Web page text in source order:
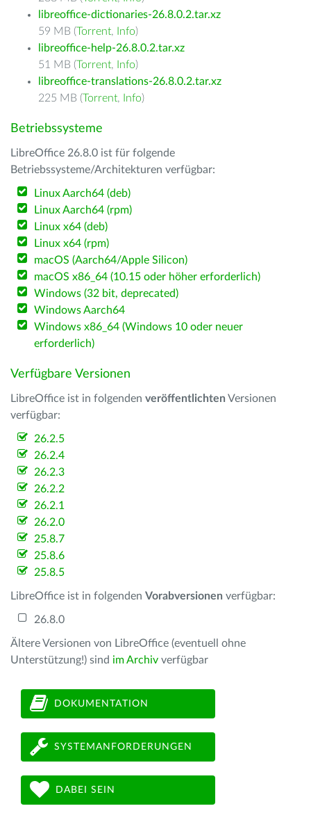
libreoffice-dictionaries-26.8.0.2.tar.xz
59 MB (Torrent, Info)
libreoffice-help-26.8.0.2.tar.xz
51 MB (Torrent, Info)
libreoffice-translations-26.8.0.2.tar.xz
225 MB (Torrent, Info)
Betriebssysteme
LibreOffice 26.8.0 ist für folgende
Betriebssysteme/Architekturen verfügbar:
Linux Aarch64 (deb)
Linux Aarch64 (rpm)
Linux x64 (deb)
Linux x64 (rpm)
macOS (Aarch64/Apple Silicon)
macOS x86_64 (10.15 oder höher erforderlich)
Windows (32 bit, deprecated)
Windows Aarch64
Windows x86_64 (Windows 10 oder neuer
erforderlich)
Verfügbare Versionen
LibreOffice ist in folgenden veröffentlichten Versionen
verfügbar:
26.2.5
26.2.4
26.2.3
26.2.2
26.2.1
26.2.0
25.8.7
25.8.6
25.8.5
LibreOffice ist in folgenden Vorabversionen verfügbar:
26.8.0
Ältere Versionen von LibreOffice (eventuell ohne
Unterstützung!) sind im Archiv verfügbar
DOKUMENTATION
SYSTEMANFORDERUNGEN
DABEI SEIN